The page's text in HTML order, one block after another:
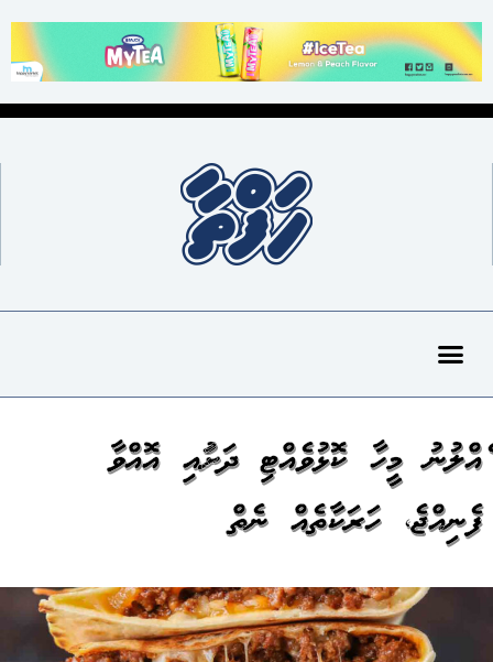
ގެއްލުނު މީހާ ކޮޅުވެއްޓި ދަށުގައި އޮއްވާ
ފެނިއްޖެ، ހަރަކާތެއް ނެތް